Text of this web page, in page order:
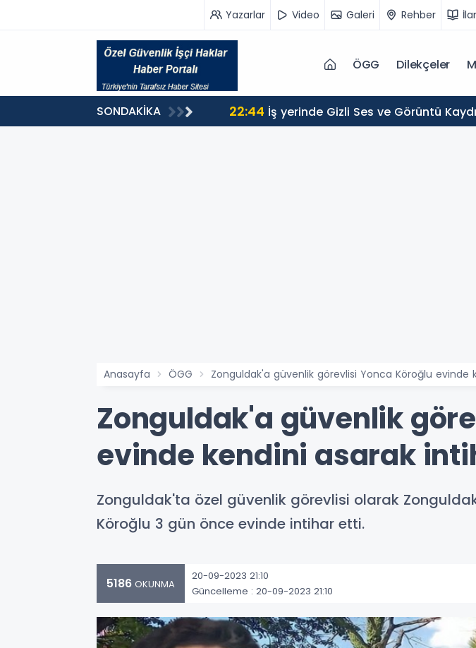
Yazarlar Video Galeri Rehber
ÖGG Dilekçeler
SONDAKİKA 22:44 İş yerinde Gizli Ses ve Görüntü
Anasayfa ÖGG Zonguldak'a güvenlik görevlisi Yonca Köroğlu
Zonguldak'a güvenlik
evinde kendini asarak
Zonguldak'ta özel güvenlik görevlisi olarak
Köroğlu 3 gün önce evinde intihar etti.
5186 OKUNMA
20-09-2023 21:10
Güncelleme : 20-09-2023 21:10